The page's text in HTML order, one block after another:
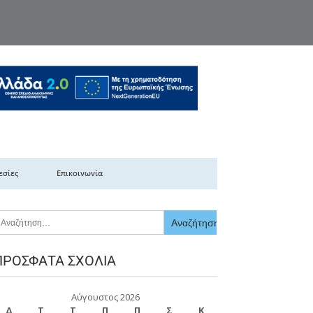
Ελλάδας
Επικοινωνία
ΣΧΌΛΙΑ
Αύγουστος 2026
Δ
Τ Τ Π Π Σ
Κ